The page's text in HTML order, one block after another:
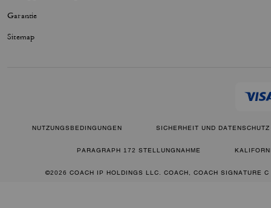
Garantie
Sitemap
NUTZUNGSBEDINGUNGEN SICHERHEIT UND DATENSCHUTZ
PARAGRAPH 172 STELLUNGNAHME
©2026 COACH IP HOLDINGS LLC. COACH, COACH SIGNATURE